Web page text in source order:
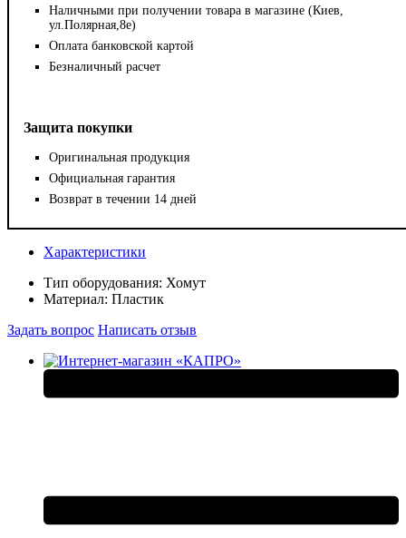
Наличными при получении товара в магазине (Киев,
ул.Полярная,8е)
Оплата банковской картой
Безналичный расчет
Защита покупки
Оригинальная продукция
Официальная гарантия
Возврат в течении 14 дней
Характеристики
Тип оборудования: Хомут
Материал: Пластик
Задать вопрос Написать отзыв